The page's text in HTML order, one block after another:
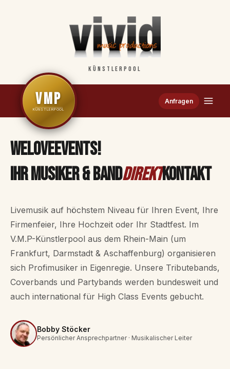
KÜNSTLERPOOL
VMP
KÜNSTLERPOOL
Anfragen
WELOVEEVENTS!
Ihr Musiker & BandDirektKontakt
Livemusik auf höchstem Niveau für Ihren Event, Ihre
Firmenfeier, Ihre Hochzeit oder Ihr Stadtfest. Im
V.M.P-Künstlerpool aus dem Rhein-Main (um
Frankfurt, Darmstadt & Aschaffenburg) organisieren
sich Profimusiker in Eigenregie. Unsere Tributebands,
Coverbands und Partybands werden bundesweit und
auch international für High Class Events gebucht.
Bobby Stöcker
Persönlicher Ansprechpartner · Musikalischer Leiter